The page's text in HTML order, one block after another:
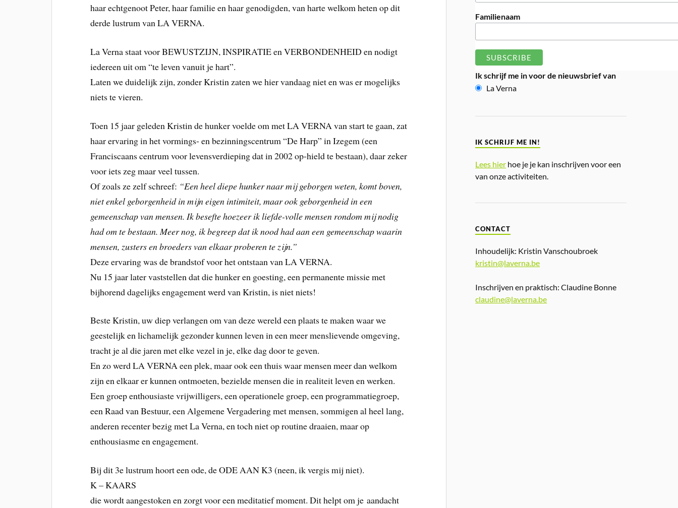
haar echtgenoot Peter, haar familie en haar genodigden, van harte welkom heten op dit
derde lustrum van LA VERNA.
La Verna staat voor BEWUSTZIJN, INSPIRATIE en VERBONDENHEID en nodigt
iedereen uit om “te leven vanuit je hart”.
Laten we duidelijk zijn, zonder Kristin zaten we hier vandaag niet en was er mogelijks
niets te vieren.
Toen 15 jaar geleden Kristin de hunker voelde om met LA VERNA van start te gaan, zat
haar ervaring in het vormings- en bezinningscentrum “De Harp” in Izegem (een
Franciscaans centrum voor levensverdieping dat in 2002 op-hield te bestaan), daar zeker
voor iets zeg maar veel tussen.
Of zoals ze zelf schreef: “Een heel diepe hunker naar mij geborgen weten, komt boven,
niet enkel geborgenheid in mijn eigen intimiteit, maar ook geborgenheid in een
gemeenschap van mensen. Ik besefte hoezeer ik liefde-volle mensen rondom mij nodig
had om te bestaan. Meer nog, ik begreep dat ik nood had aan een gemeenschap waarin
mensen, zusters en broeders van elkaar proberen te zijn.”
Deze ervaring was de brandstof voor het ontstaan van LA VERNA.
Nu 15 jaar later vaststellen dat die hunker en goesting, een permanente missie met
bijhorend dagelijks engagement werd van Kristin, is niet niets!
Beste Kristin, uw diep verlangen om van deze wereld een plaats te maken waar we
geestelijk en lichamelijk gezonder kunnen leven in een meer menslievende omgeving,
tracht je al die jaren met elke vezel in je, elke dag door te geven.
En zo werd LA VERNA een plek, maar ook een thuis waar mensen meer dan welkom
zijn en elkaar er kunnen ontmoeten, bezielde mensen die in realiteit leven en werken.
Een groep enthousiaste vrijwilligers, een operationele groep, een programmatiegroep,
een Raad van Bestuur, een Algemene Vergadering met mensen, sommigen al heel lang,
anderen recenter bezig met La Verna, en toch niet op routine draaien, maar op
enthousiasme en engagement.
Bij dit 3e lustrum hoort een ode, de ODE AAN K3 (neen, ik vergis mij niet).
K – KAARS
die wordt aangestoken en zorgt voor een meditatief moment. Dit helpt om je aandacht
Familienaam
Ik schrijf me in voor de nieuwsbrief van
La Verna
IK SCHRIJF ME IN!
Lees hier hoe je je kan inschrijven voor een
van onze activiteiten.
CONTACT
Inhoudelijk: Kristin Vanschoubroek
kristin@laverna.be
Inschrijven en praktisch: Claudine Bonne
claudine@laverna.be